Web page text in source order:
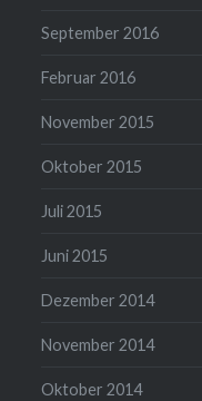
September 2016
Februar 2016
November 2015
Oktober 2015
Juli 2015
Juni 2015
Dezember 2014
November 2014
Oktober 2014